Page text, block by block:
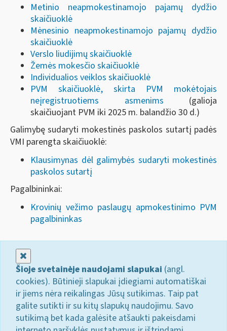
Metinio neapmokestinamojo pajamų dydžio
skaičiuoklė
Mėnesinio neapmokestinamojo pajamų dydžio
skaičiuoklė
Verslo liudijimų skaičiuoklė
Žemės mokesčio skaičiuoklė
Individualios veiklos skaičiuoklė
PVM skaičiuoklė, skirta PVM mokėtojais
neįregistruotiems asmenims (galioja
skaičiuojant PVM iki 2025 m. balandžio 30 d.)
Galimybę sudaryti mokestinės paskolos sutartį padės
VMI parengta skaičiuoklė:
Klausimynas dėl galimybės sudaryti mokestinės
paskolos sutartį
Pagalbininkai:
Krovinių vežimo paslaugų apmokestinimo PVM
pagalbininkas
Šioje svetainėje naudojami slapukai (angl.
cookies). Būtinieji slapukai įdiegiami automatiškai
ir jiems nėra reikalingas Jūsų sutikimas. Taip pat
galite sutikti ir su kitų slapukų naudojimu. Savo
sutikimą bet kada galėsite atšaukti pakeisdami